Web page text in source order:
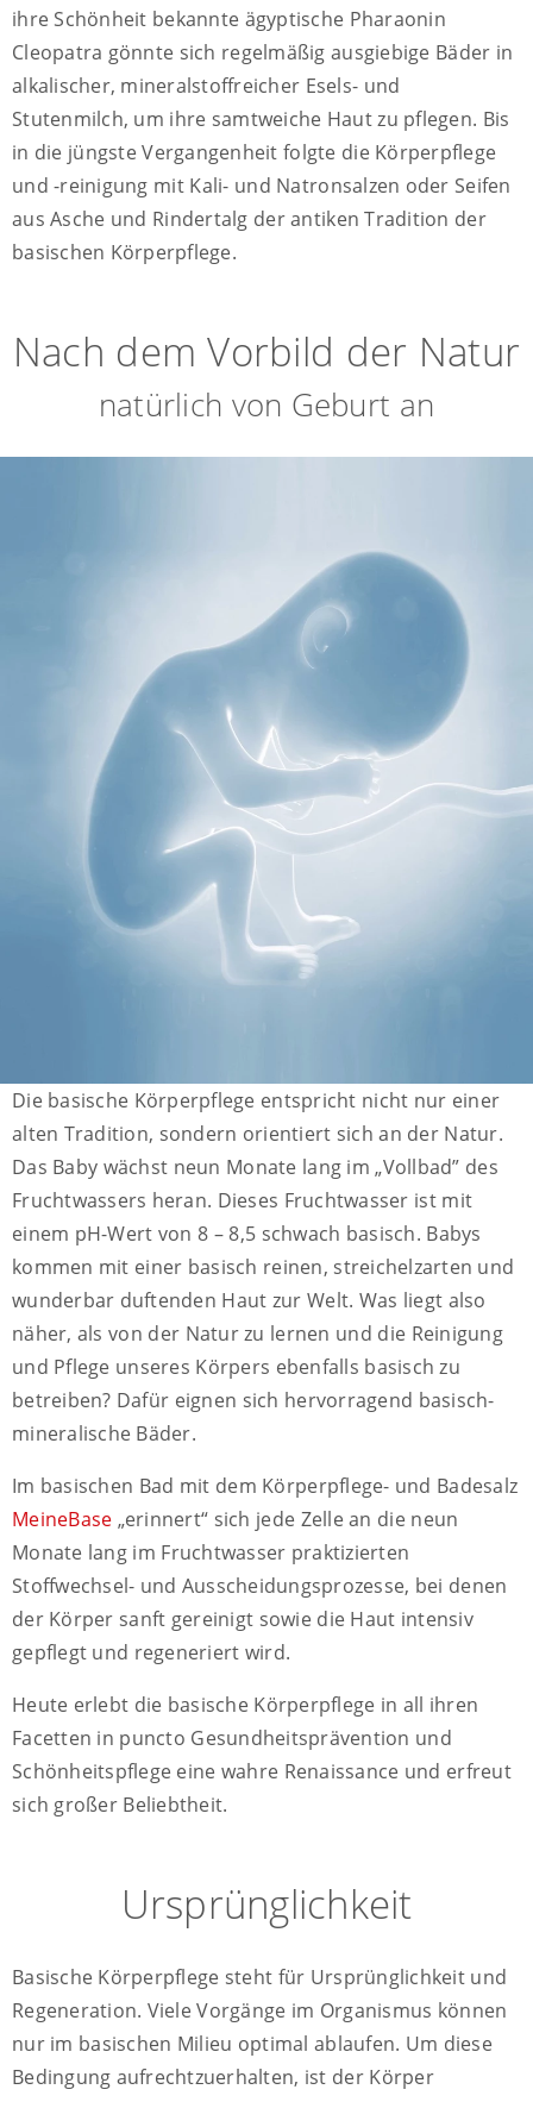
ihre Schönheit bekannte ägyptische Pharaonin
Cleopatra gönnte sich regelmäßig ausgiebige Bäder in
alkalischer, mineralstoffreicher Esels- und
Stutenmilch, um ihre samtweiche Haut zu pflegen. Bis
in die jüngste Vergangenheit folgte die Körperpflege
und -reinigung mit Kali- und Natronsalzen oder Seifen
aus Asche und Rindertalg der antiken Tradition der
basischen Körperpflege.
Nach dem Vorbild der Natur
natürlich von Geburt an
Die basische Körperpflege entspricht nicht nur einer
alten Tradition, sondern orientiert sich an der Natur.
Das Baby wächst neun Monate lang im „Vollbad” des
Fruchtwassers heran. Dieses Fruchtwasser ist mit
einem pH-Wert von 8 – 8,5 schwach basisch. Babys
kommen mit einer basisch reinen, streichelzarten und
wunderbar duftenden Haut zur Welt. Was liegt also
näher, als von der Natur zu lernen und die Reinigung
und Pflege unseres Körpers ebenfalls basisch zu
betreiben? Dafür eignen sich hervorragend basisch-
mineralische Bäder.
Im basischen Bad mit dem Körperpflege- und Badesalz
MeineBase „erinnert“ sich jede Zelle an die neun
Monate lang im Fruchtwasser praktizierten
Stoffwechsel- und Ausscheidungsprozesse, bei denen
der Körper sanft gereinigt sowie die Haut intensiv
gepflegt und regeneriert wird.
Heute erlebt die basische Körperpflege in all ihren
Facetten in puncto Gesundheitsprävention und
Schönheitspflege eine wahre Renaissance und erfreut
sich großer Beliebtheit.
Ursprünglichkeit
Basische Körperpflege steht für Ursprünglichkeit und
Regeneration. Viele Vorgänge im Organismus können
nur im basischen Milieu optimal ablaufen. Um diese
Bedingung aufrechtzuerhalten, ist der Körper